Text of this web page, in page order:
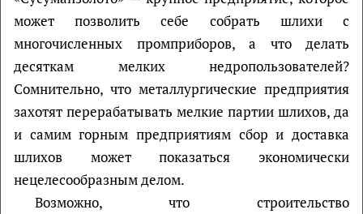
может позволить себе собрать шлихи с
многочисленных промприборов, а что делать
десяткам мелких недропользователей?
Сомнительно, что металлургические предприятия
захотят перерабатывать мелкие партии шлихов, да
и самим горным предприятиям сбор и доставка
шлихов может показаться экономически
нецелесообразным делом.
Возможно, что строительство